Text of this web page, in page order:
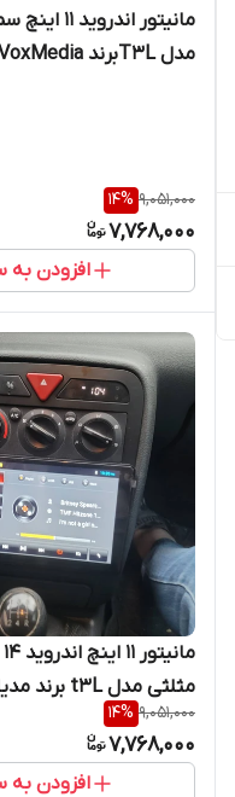
مانیتور
مدل T3Lبرند VoxMedia
9,051,000
14%
7,768,000
افزودن به
مثلثی مدل t3L برند مدیاتک
9,051,000
14%
7,768,000
افزودن به